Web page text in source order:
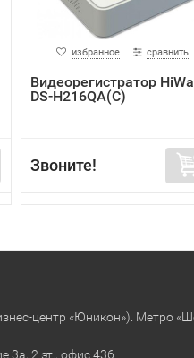
избранное сравнить
Видеорегистратор
DS-H216QA(C)
Звоните!
центр «Юникон»). Метро
3а, 2 эт., офис 436